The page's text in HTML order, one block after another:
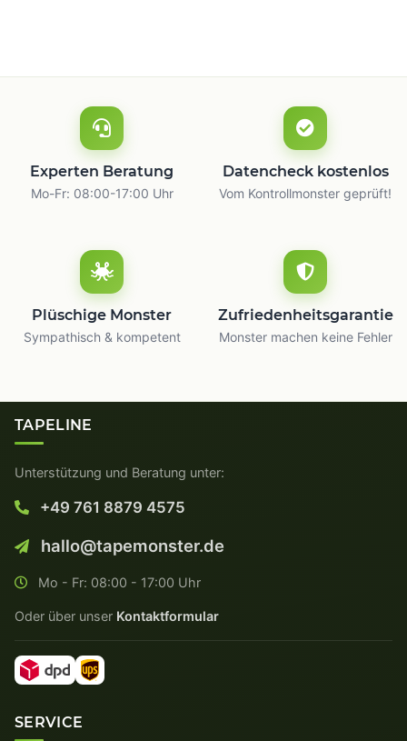
Experten Beratung
Mo-Fr: 08:00-17:00 Uhr
Datencheck kostenlos
Vom Kontrollmonster geprüft!
Plüschige Monster
Sympathisch & kompetent
Zufriedenheitsgarantie
Monster machen keine Fehler
TAPELINE
Unterstützung und Beratung unter:
+49 761 8879 4575
hallo@tapemonster.de
Mo - Fr: 08:00 - 17:00 Uhr
Oder über unser Kontaktformular
SERVICE